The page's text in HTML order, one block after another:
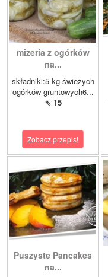
mizeria z ogórków
na...
składniki:5 kg świeżych
ogórków gruntowych6...
⇖ 15
Zobacz przepis!
Puszyste Pancakes
na...